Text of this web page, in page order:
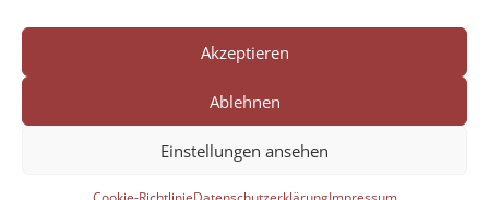
Akzeptieren
Ablehnen
Einstellungen ansehen
Cookie-Richtlinie (EU)
Nordpfalzgymnasium Kirchheimbolanden